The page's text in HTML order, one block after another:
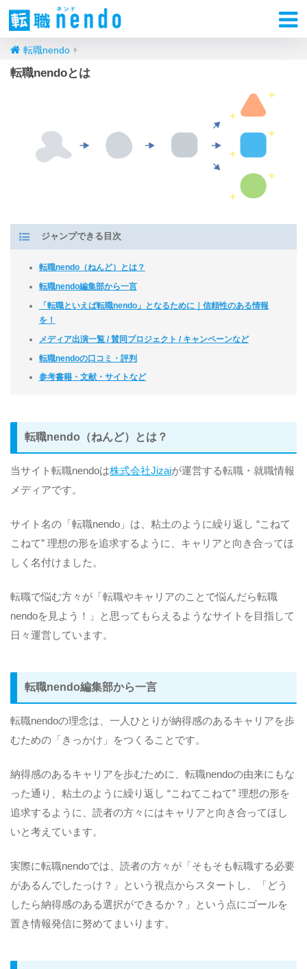
転職nendo
転職nendoとは
ジャンプできる目次
転職nendo（ねんど）とは？
転職nendo編集部から一言
「転職といえば転職nendo」となるために｜信頼性のある情報
を！
メディア出演一覧 / 賛同プロジェクト / キャンペーンなど
転職nendoの口コミ・評判
参考書籍・文献・サイトなど
転職nendo（ねんど）とは？
当サイト転職nendoは株式会社Jizaiが運営する転職・就職情報
メディアです。
サイト名の「転職nendo」は、粘土のように繰り返し “こねて
こねて” 理想の形を追求するように、キャリアと向き合ってほ
しく名付けました。
転職で悩む方々が「転職やキャリアのことで悩んだら転職
nendoを見よう！」と思ってもらえるようなサイトを目指して
日々運営しています。
転職nendo編集部から一言
転職nendoの理念は、一人ひとりが納得感のあるキャリアを歩
むための「きっかけ」をつくることです。
納得感のあるキャリアを歩むために、転職nendoの由来にもな
った通り、粘土のように繰り返し “こねてこねて” 理想の形を
追求するように、読者の方々にはキャリアと向き合ってほし
いと考えています。
実際に転職nendoでは、読者の方々が「そもそも転職する必要
があるんでしたっけ？」という視点からスタートし、「どう
したら納得感のある選択ができるか？」という点にゴールを
置き情報発信に努めてまいります。